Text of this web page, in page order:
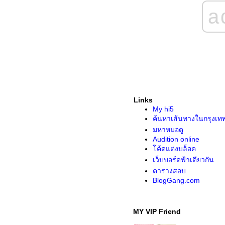
Links
My hi5
ค้นหาเส้นทางในกรุงเท
มหาหมอดู
Audition online
ค้ดแต่งบล็อค
เว็บบอร์ดฟ้าเดียวกัน
ตารางสอบ
BlogGang.com
MY VIP Friend